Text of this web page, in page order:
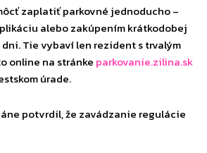
zaplatiť parkovné jednoducho –
alebo zakúpením krátkodobej
Tie vybaví len rezident s trvalým
online na stránke parkovanie.zilina.sk
úrade.
potvrdil, že zavádzanie regulácie